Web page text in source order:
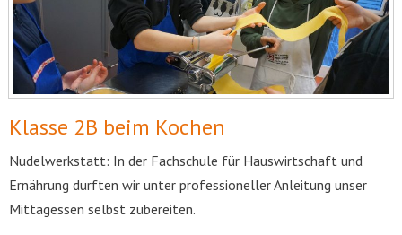
Klasse 2B beim Kochen
Nudelwerkstatt: In der Fachschule für Hauswirtschaft und
Ernährung durften wir unter professioneller Anleitung unser
Mittagessen selbst zubereiten.